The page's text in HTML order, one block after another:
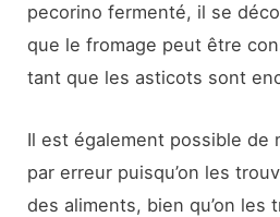
pecorino fermenté, il se
que le fromage peut être
tant que les asticots sont
Il est également possible de
par erreur puisqu’on les
des aliments, bien qu’on les